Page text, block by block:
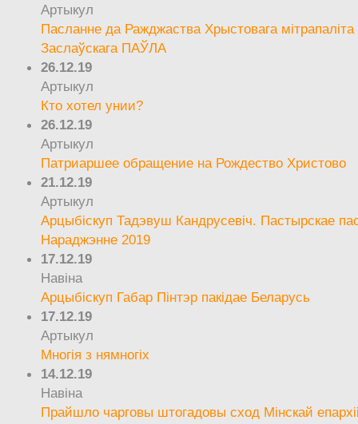
Артыкул
Пасланне да Ражджаства Хрыстовага мітрапаліта
Заслаўскага ПАЎЛА
26.12.19
Артыкул
Кто хотел унии?
26.12.19
Артыкул
Патриаршее обращение на Рождество Христово
21.12.19
Артыкул
Арцыбіскуп Тадэвуш Кандрусевіч. Пастырскае
Нараджэнне 2019
17.12.19
Навіна
Арцыбіскуп Габар Пінтэр пакідае Беларусь
17.12.19
Артыкул
Многія з нямногіх
14.12.19
Навіна
Прайшло чарговы штогадовы сход Мінскай